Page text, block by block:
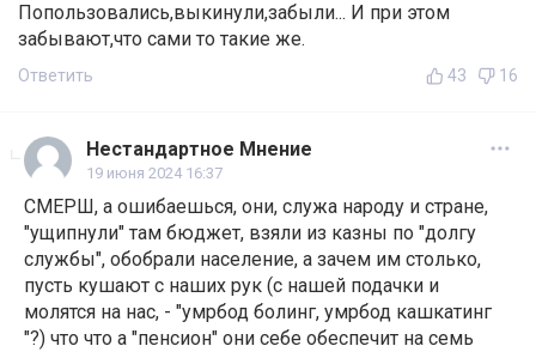
Попользовались,выкинули,забыли... И при этом
забывают,что сами то такие же.
Ответить 43 16
Нестандартное Мнение
19 июня 2024 16:37
СМЕРШ, а ошибаешься, они, служа народу и стране,
"ущипнули" там бюджет, взяли из казны по "долгу
службы", обобрали население, а зачем им столько,
пусть кушают с наших рук (с нашей подачки и
молятся на нас, - "умрбод болинг, умрбод кашкатинг
"?) что что а "пенсион" они себе обеспечит на семь